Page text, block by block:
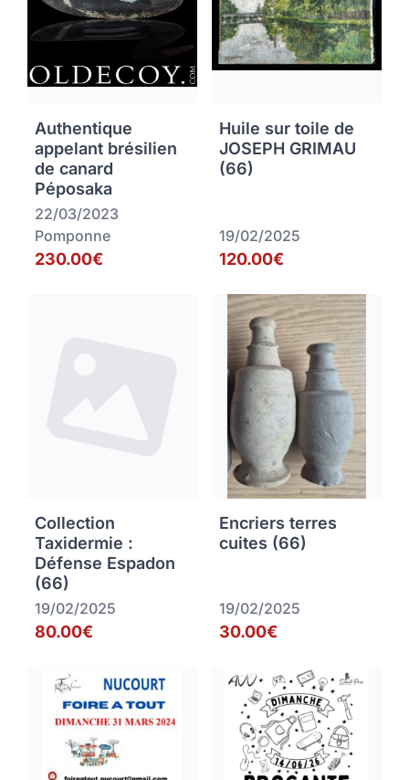
Authentique
appelant brésilien
de canard
Péposaka
22/03/2023
Pomponne
230.00€
Huile sur toile de
JOSEPH GRIMAU
(66)
19/02/2025
120.00€
Collection
Taxidermie :
Défense Espadon
(66)
19/02/2025
80.00€
Encriers terres
cuites (66)
19/02/2025
30.00€